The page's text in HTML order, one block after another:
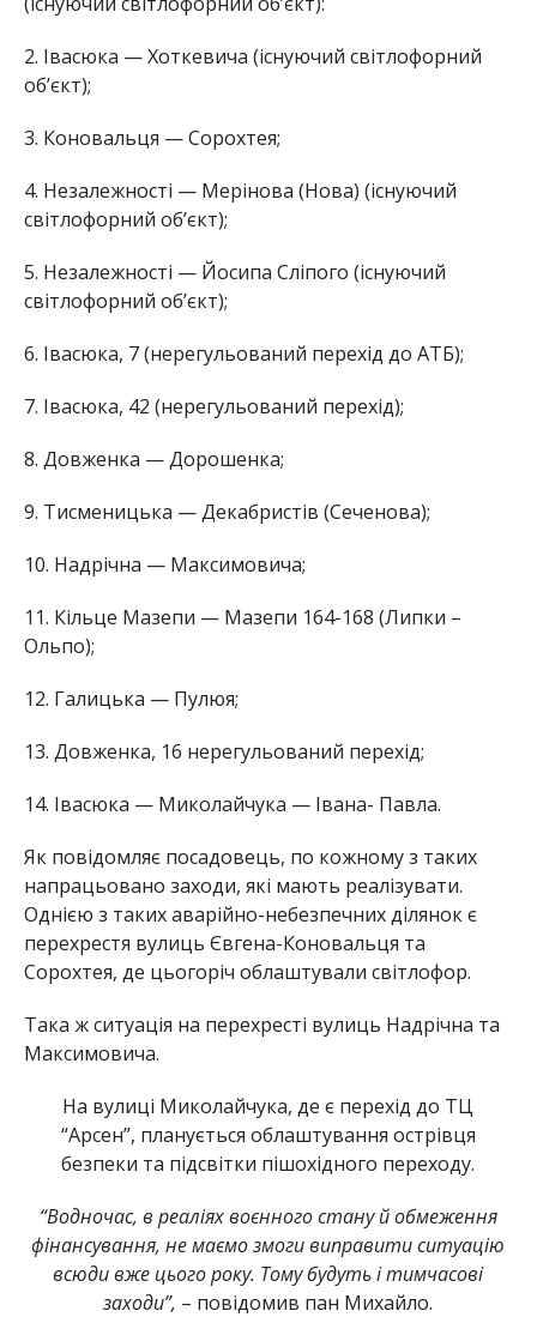
2. Івасюка — Хоткевича (існуючий світлофорний
об’єкт);
3. Коновальця — Сорохтея;
4. Незалежності — Мерінова (Нова) (існуючий
світлофорний об’єкт);
5. Незалежності — Йосипа Сліпого (існуючий
світлофорний об’єкт);
6. Івасюка, 7 (нерегульований перехід до АТБ);
7. Івасюка, 42 (нерегульований перехід);
8. Довженка — Дорошенка;
9. Тисменицька — Декабристів (Сеченова);
10. Надрічна — Максимовича;
11. Кільце Мазепи — Мазепи 164-168 (Липки –
Ольпо);
12. Галицька — Пулюя;
13. Довженка, 16 нерегульований перехід;
14. Івасюка — Миколайчука — Івана- Павла.
Як повідомляє посадовець, по кожному з таких
напрацьовано заходи, які мають реалізувати.
Однією з таких аварійно-небезпечних ділянок є
перехрестя вулиць Євгена-Коновальця та
Сорохтея, де цьогоріч облаштували світлофор.
Така ж ситуація на перехресті вулиць Надрічна та
Максимовича.
На вулиці Миколайчука, де є перехід до ТЦ
“Арсен”, планується облаштування острівця
безпеки та підсвітки пішохідного переходу.
“Водночас, в реаліях воєнного стану й обмеження
фінансування, не маємо змоги виправити ситуацію
всюди вже цього року. Тому будуть і тимчасові
заходи”, – повідомив пан Михайло.